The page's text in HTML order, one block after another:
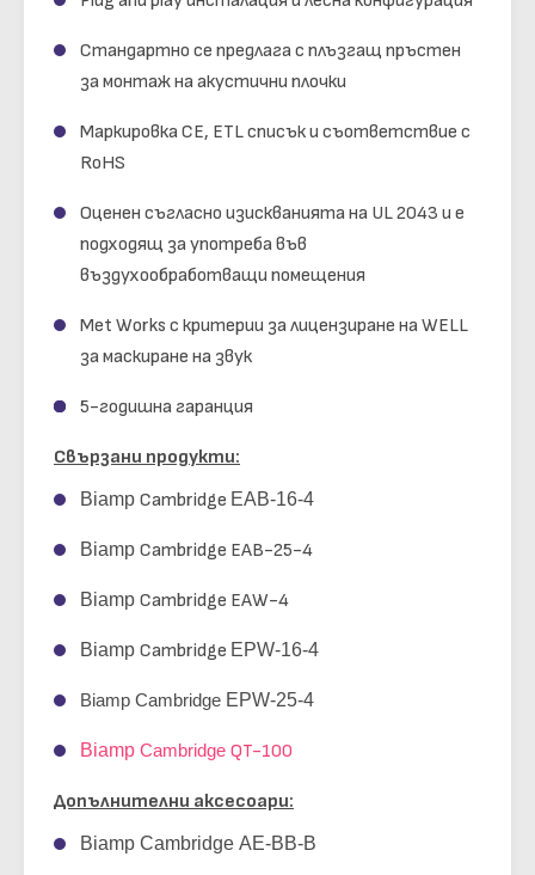
Стандартно се предлага с плъзгащ пръстен
за монтаж на акустични плочки
Маркировка CE, ETL списък и съответствие с
RoHS
Оценен съгласно изискванията на UL 2043 и е
подходящ за употреба във
въздухообработващи помещения
Met Works с критерии за лицензиране на WELL
за маскиране на звук
5-годишна гаранция
Свързани продукти:
Biamp Cambridge EAB-16-4
Biamp Cambridge EAB-25-4
Biamp Cambridge EAW-4
Biamp Cambridge EPW-16-4
Biamp Cambridge EPW-25-4
Biamp Cambridgе QT-100
Допълнителни аксесоари:
Biamp Cambridgе AE-BB-B